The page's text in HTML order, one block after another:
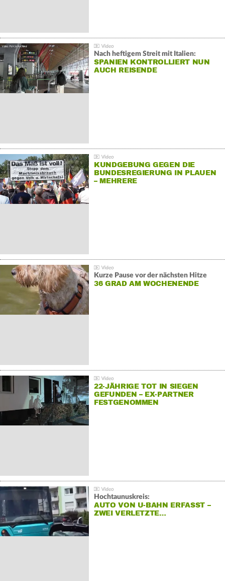
Nach heftigem Streit mit Italien:
SPANIEN KONTROLLIERT NUN
AUCH REISENDE
KUNDGEBUNG GEGEN DIE
BUNDESREGIERUNG IN PLAUEN
– MEHRERE
Kurze Pause vor der nächsten Hitze
36 GRAD AM WOCHENENDE
22-JÄHRIGE TOT IN SIEGEN
GEFUNDEN – EX-PARTNER
FESTGENOMMEN
Hochtaunuskreis:
AUTO VON U-BAHN ERFASST –
ZWEI VERLETZTE…